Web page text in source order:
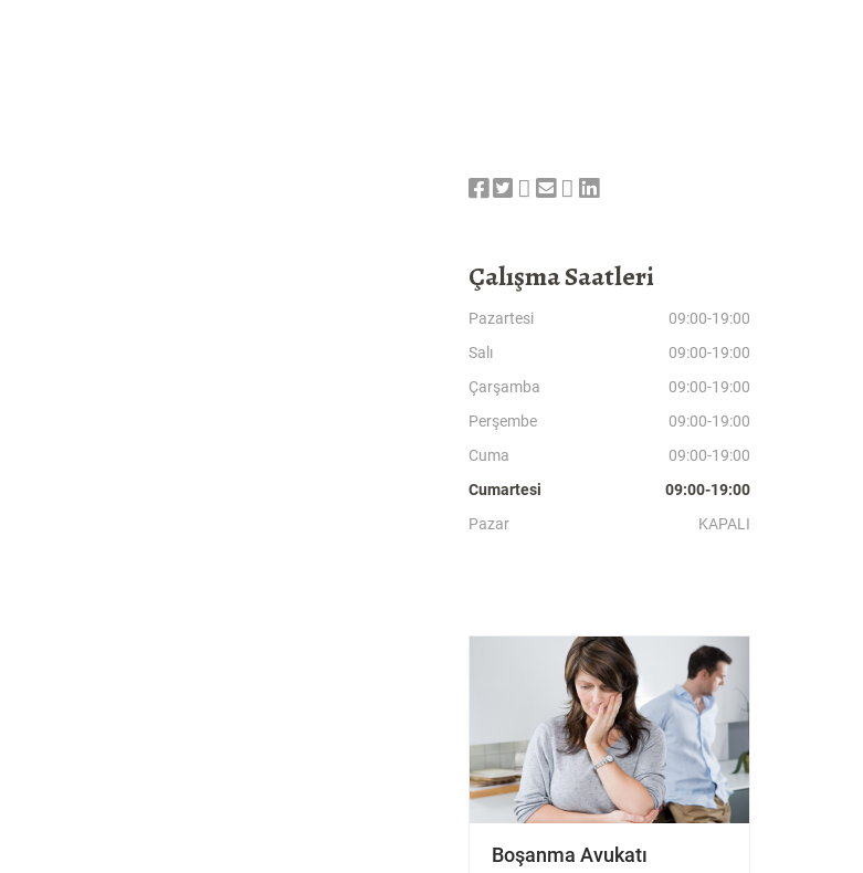
Çalışma Saatleri
Pazartesi
09:00-19:00
Salı
09:00-19:00
Çarşamba
09:00-19:00
Perşembe
09:00-19:00
Cuma
09:00-19:00
Cumartesi
09:00-19:00
Pazar
KAPALI
Boşanma Avukatı